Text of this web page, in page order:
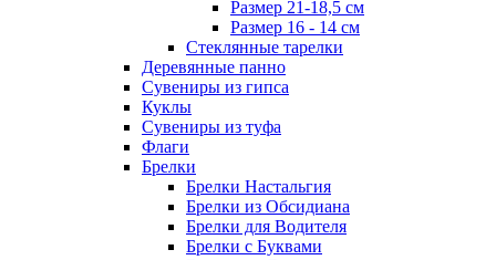
Размер 21-18,5 см
Размер 16 - 14 см
Стеклянные тарелки
Деревянные панно
Сувениры из гипса
Куклы
Сувениры из туфа
Флаги
Брелки
Брелки Настальгия
Брелки из Обсидиана
Брелки для Водителя
Брелки с Буквами